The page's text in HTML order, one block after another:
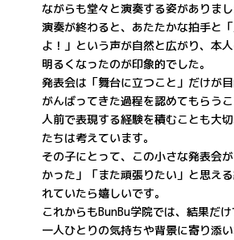
ながらも堂々と演奏する姿がありまし
演奏が終わると、あたたかな拍手と
よ！」という声が自然と広がり、本
明るくなったのが印象的でした。
発表会は「舞台に立つこと」だけが目
がんばってきた過程を認めてもらうこ
人前で表現する経験を積むことも大
たちは考えています。
その子にとって、この小さな発表会
かった」「また頑張りたい」と思え
れていたら嬉しいです。
これからもBunBu学院では、結果だ
一人ひとりの気持ちや背景に寄り添